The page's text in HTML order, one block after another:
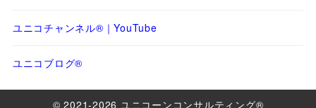
ユニコチャンネル®｜YouTube
ユニコブログ®
© 2021-2026 ユニコーンコンサルティング®